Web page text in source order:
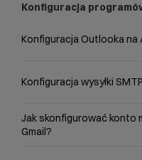
Konfiguracja
Konfiguracja Outlooka na
Konfiguracja wysyłki
Jak skonfigurować konto
Gmail?